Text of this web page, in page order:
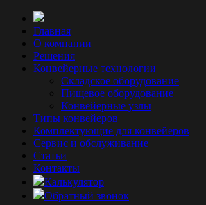
Главная
О компании
Решения
Конвейерные технологии
Складское оборудование
Пищевое оборудование
Конвейерные узлы
Типы конвейеров
Комплектующие для конвейеров
Сервис и обслуживание
Статьи
Контакты
Калькулятор
Обратный звонок